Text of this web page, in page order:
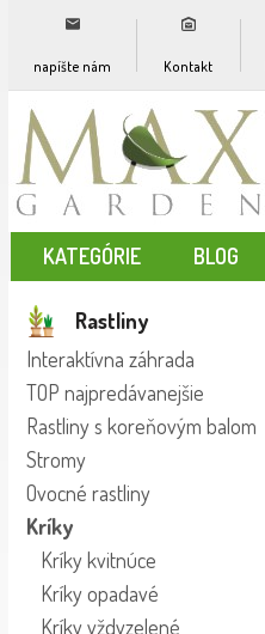
napíšte nám Kontakt
KATEGÓRIE BLOG
Rastliny
Interaktívna záhrada
TOP najpredávanejšie
Rastliny s koreňovým balom
Stromy
Ovocné rastliny
Kríky
Kríky kvitnúce
Kríky opadavé
Kríky vždyzelené